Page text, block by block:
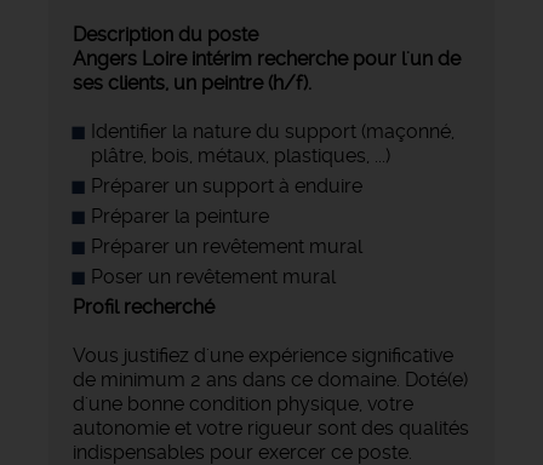
Description du poste
Angers Loire intérim recherche pour l'un de
ses clients, un peintre (h/f).
Identifier la nature du support (maçonné,
plâtre, bois, métaux, plastiques, ...)
Préparer un support à enduire
Préparer la peinture
Préparer un revêtement mural
Poser un revêtement mural
Profil recherché
Vous justifiez d'une expérience significative
de minimum 2 ans dans ce domaine. Doté(e)
d'une bonne condition physique, votre
autonomie et votre rigueur sont des qualités
indispensables pour exercer ce poste.